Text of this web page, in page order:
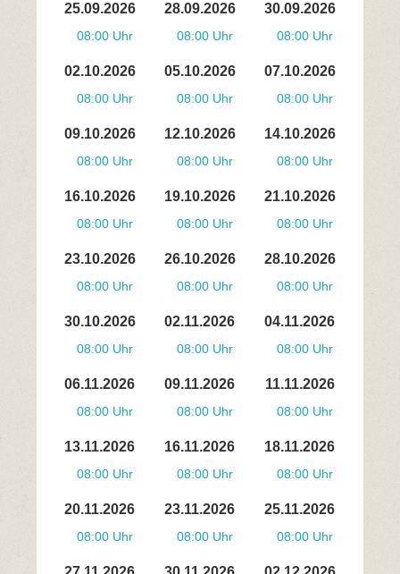
25.09.2026
08:00 Uhr
28.09.2026
08:00 Uhr
30.09.2026
08:00 Uhr
02.10.2026
08:00 Uhr
05.10.2026
08:00 Uhr
07.10.2026
08:00 Uhr
09.10.2026
08:00 Uhr
12.10.2026
08:00 Uhr
14.10.2026
08:00 Uhr
16.10.2026
08:00 Uhr
19.10.2026
08:00 Uhr
21.10.2026
08:00 Uhr
23.10.2026
08:00 Uhr
26.10.2026
08:00 Uhr
28.10.2026
08:00 Uhr
30.10.2026
08:00 Uhr
02.11.2026
08:00 Uhr
04.11.2026
08:00 Uhr
06.11.2026
08:00 Uhr
09.11.2026
08:00 Uhr
11.11.2026
08:00 Uhr
13.11.2026
08:00 Uhr
16.11.2026
08:00 Uhr
18.11.2026
08:00 Uhr
20.11.2026
08:00 Uhr
23.11.2026
08:00 Uhr
25.11.2026
08:00 Uhr